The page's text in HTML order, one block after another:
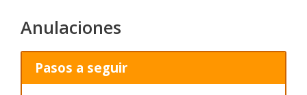
Anulaciones
Pasos a seguir